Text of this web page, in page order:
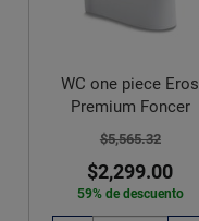
WC one piece Eros
Premium Foncer
$5,565.32
$2,299.00
59% de descuento